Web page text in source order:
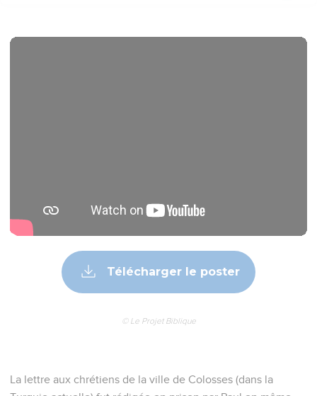
Télécharger le poster
© Le Projet Biblique
La lettre aux chrétiens de la ville de Colosses (dans la